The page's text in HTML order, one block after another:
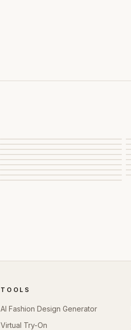
TOOLS
AI Fashion Design Generator
Virtual Try-On